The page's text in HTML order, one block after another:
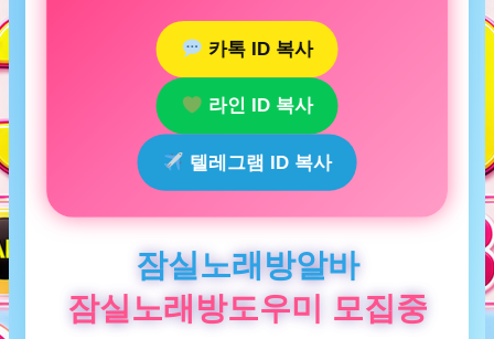
카톡 ID 복사
라인 ID 복사
텔레그램 ID 복사
잠실노래방알바
잠실노래방도우미 모집중